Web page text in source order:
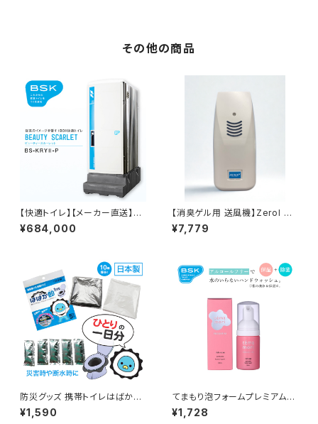
その他の商品
【快適トイレ】【メーカー直送】
【受注生産】簡易水洗式タンク一
体型洋式トイレ タンク一体型【B
¥684,000
【消臭ゲル用 送風機】Zerol Ag
+ ultra premium
¥7,779
防災グッズ 携帯トイレはばか郎
5 非常用トイレ処理パック（排
泄回数5回分）
¥1,590
てまもり泡フォームプレミアム
30ml アルコールフリーで水の
いらないハンドウォッシュ。手指
¥1,728